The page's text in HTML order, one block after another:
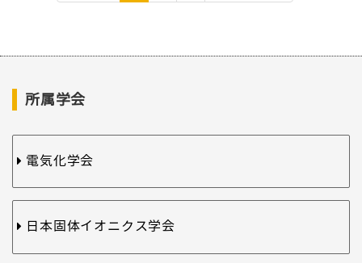
所属学会
電気化学会
日本固体イオニクス学会